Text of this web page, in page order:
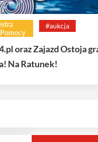
#aukcja
oraz Zajazd Ostoja
Na Ratunek!